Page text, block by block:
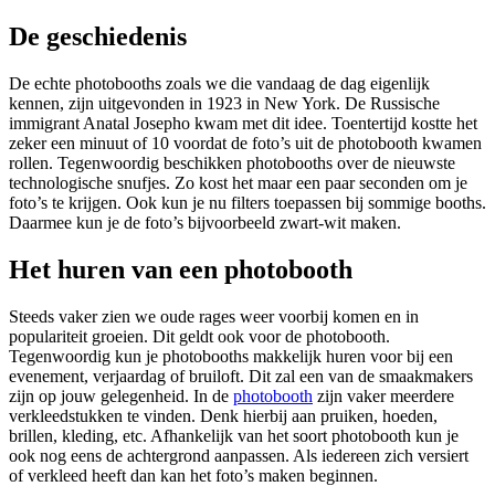
De geschiedenis
De echte photobooths zoals we die vandaag de dag eigenlijk
kennen, zijn uitgevonden in 1923 in New York. De Russische
immigrant Anatal Josepho kwam met dit idee. Toentertijd kostte het
zeker een minuut of 10 voordat de foto’s uit de photobooth kwamen
rollen. Tegenwoordig beschikken photobooths over de nieuwste
technologische snufjes. Zo kost het maar een paar seconden om je
foto’s te krijgen. Ook kun je nu filters toepassen bij sommige booths.
Daarmee kun je de foto’s bijvoorbeeld zwart-wit maken.
Het huren van een photobooth
Steeds vaker zien we oude rages weer voorbij komen en in
populariteit groeien. Dit geldt ook voor de photobooth.
Tegenwoordig kun je photobooths makkelijk huren voor bij een
evenement, verjaardag of bruiloft. Dit zal een van de smaakmakers
zijn op jouw gelegenheid. In de photobooth zijn vaker meerdere
verkleedstukken te vinden. Denk hierbij aan pruiken, hoeden,
brillen, kleding, etc. Afhankelijk van het soort photobooth kun je
ook nog eens de achtergrond aanpassen. Als iedereen zich versiert
of verkleed heeft dan kan het foto’s maken beginnen.